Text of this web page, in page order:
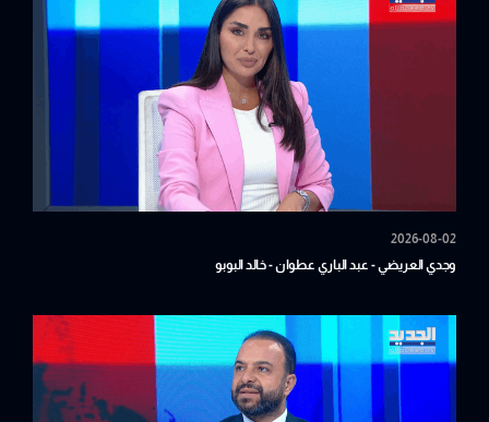
2026-08-02
وجدي العريضي - عبد الباري عطوان - خالد البوبو